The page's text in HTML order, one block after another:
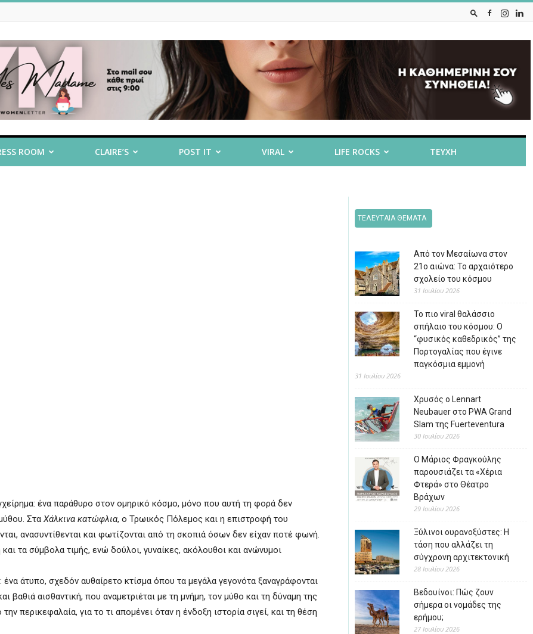
ROOM CLAIRE’S POST IT VIRAL LIFE ROCKS ΤΕΥΧΗ
ένα παράθυρο στον ομηρικό κόσμο, μόνο που αυτή τη φορά δεν
Στα Χάλκινα κατώφλια, ο Τρωικός Πόλεμος και η επιστροφή του
ανασυντίθενται και φωτίζονται από τη σκοπιά όσων δεν είχαν ποτέ φωνή.
τα σύμβολα τιμής, ενώ δούλοι, γυναίκες, ακόλουθοι και ανώνυμοι
άτυπο, σχεδόν αυθαίρετο κτίσμα όπου τα μεγάλα γεγονότα ξαναγράφονται
βαθιά αισθαντική, που αναμετριέται με τη μνήμη, τον μύθο και τη δύναμη της
περικεφαλαία, για το τι απομένει όταν η ένδοξη ιστορία σιγεί, και τη θέση
ΤΕΛΕΥΤΑΙΑ ΘΕΜΑΤΑ
Από τον Μεσαίωνα στον
21ο αιώνα: Το αρχαιότερο
σχολείο του κόσμου
31 Ιουλίου 2026
Το πιο viral θαλάσσιο
σπήλαιο του κόσμου: Ο
“φυσικός καθεδρικός” της
Πορτογαλίας που έγινε
παγκόσμια εμμονή
31 Ιουλίου 2026
Χρυσός ο Lennart
Neubauer στο PWA Grand
Slam της Fuerteventura
30 Ιουλίου 2026
Ο Μάριος Φραγκούλης
παρουσιάζει τα «Χέρια
Φτερά» στο Θέατρο
Βράχων
29 Ιουλίου 2026
Ξύλινοι ουρανοξύστες: Η
τάση που αλλάζει τη
σύγχρονη αρχιτεκτονική
28 Ιουλίου 2026
Βεδουίνοι: Πώς ζουν
σήμερα οι νομάδες της
ερήμου;
27 Ιουλίου 2026